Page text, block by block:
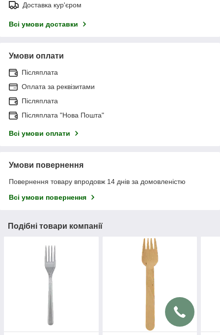
Доставка кур'єром
Всі умови доставки
Умови оплати
Післяплата
Оплата за реквізитами
Післяплата
Післяплата "Нова Пошта"
Всі умови оплати
Умови повернення
Повернення товару впродовж 14 днів за домовленістю
Всі умови повернення
Подібні товари компанії